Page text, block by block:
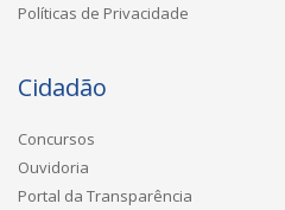
Políticas de Privacidade
Cidadão
Concursos
Ouvidoria
Portal da Transparência